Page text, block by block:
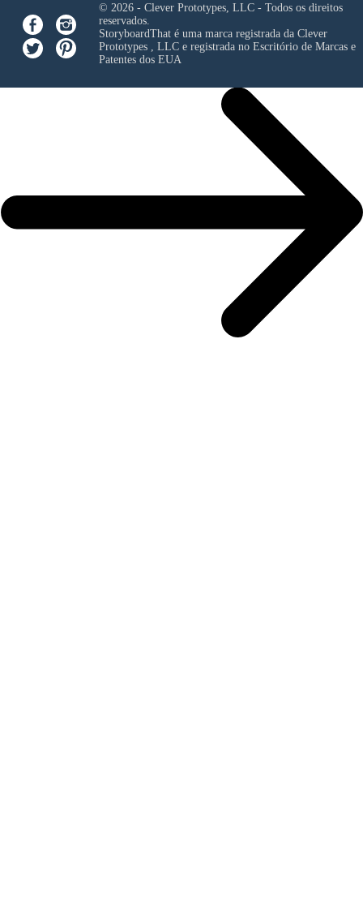
© 2026 - Clever Prototypes, LLC - Todos os direitos
reservados.
StoryboardThat é uma marca registrada da Clever
Prototypes , LLCe registrada no Escritório de Marcas e
Patentes dos EUA